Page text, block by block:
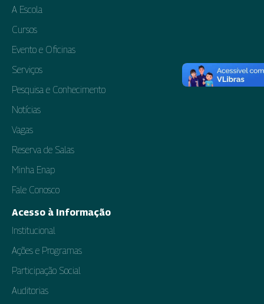
A Escola
Cursos
Evento e Oficinas
Serviços
Pesquisa e Conhecimento
Notícias
Vagas
Reserva de Salas
Minha Enap
Fale Conosco
Acesso à Informação
Institucional
Ações e Programas
Participação Social
Auditorias